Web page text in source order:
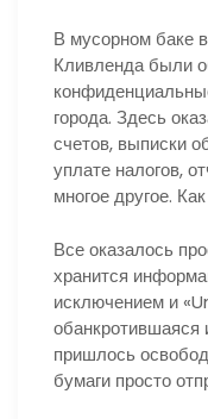
В мусорном баке
Кливленда были
города. Здесь
счетов, выписки
уплате налогов,
многое другое.
Все оказалось
хранится
исключением и
обанкротившаяся
пришлось
бумаги просто